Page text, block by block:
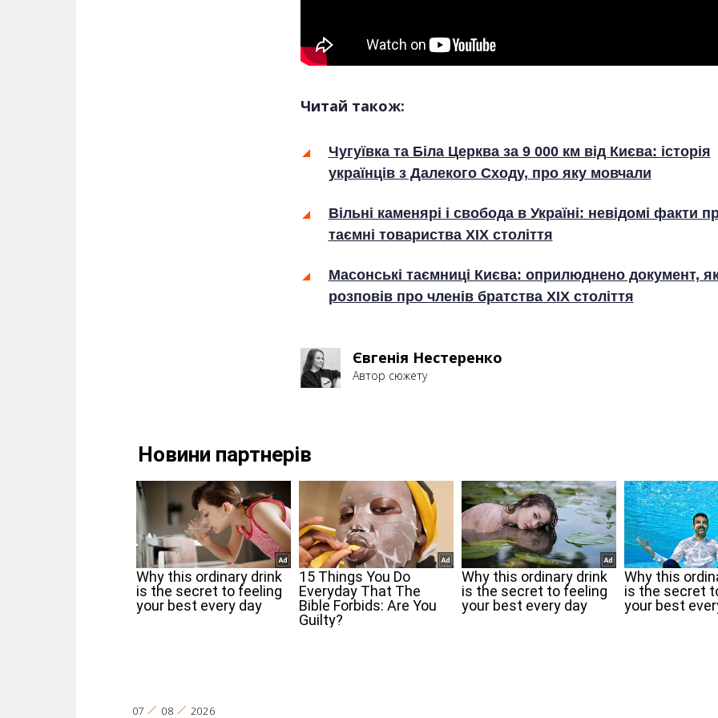
Читай також:
Чугуївка та Біла Церква за 9 000 км від Києва: історія
українців з Далекого Сходу, про яку мовчали
Вільні каменярі і свобода в Україні: невідомі факти
таємні товариства XIX століття
Масонські таємниці Києва: оприлюднено документ,
розповів про членів братства XIX століття
Євгенія Нестеренко
Автор сюжету
07 08 2026